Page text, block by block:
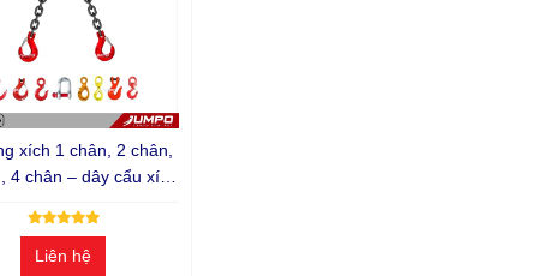
xích 1 chân, 2 chân,
4 chân – dây cẩu xích
hàng 1 - 4 chân
Liên hệ